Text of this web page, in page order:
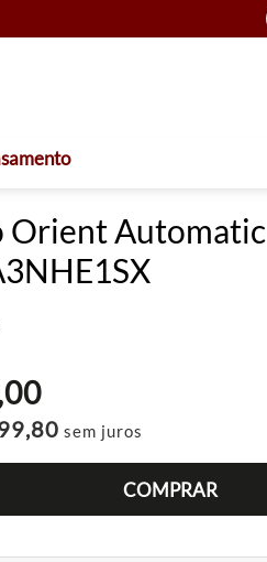
Orient Automatic
00
,80 sem juros
COMPRAR